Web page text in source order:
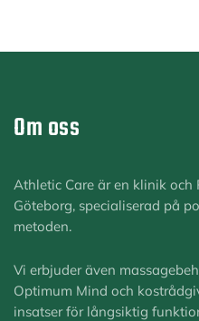
Om oss
Athletic Care är en klinik
Göteborg, specialiserad på
metoden.
Vi erbjuder även
Optimum Mind och
insatser för långsiktig